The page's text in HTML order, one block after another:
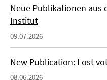
Neue Publikationen aus
Institut
09.07.2026
New Publication: Lost
08.06.2026